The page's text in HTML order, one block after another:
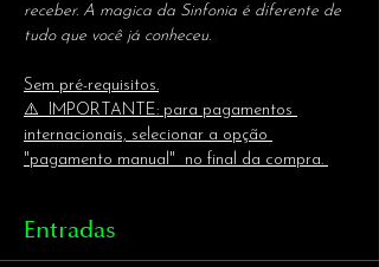
receber. A magica da Sinfonia é diferente de
tudo que você já conheceu.
Sem pré-requisitos.
⚠️  IMPORTANTE: para pagamentos
internacionais, selecionar a opção
"pagamento manual"  no final da compra.
Entradas